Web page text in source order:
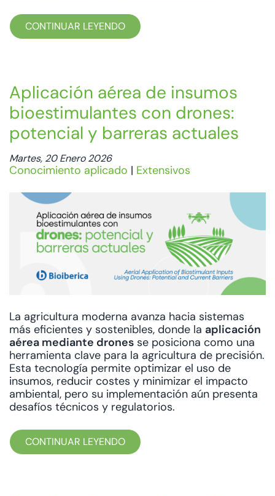
CONTINUAR LEYENDO
Aplicación aérea de insumos
bioestimulantes con drones:
potencial y barreras actuales
Martes, 20 Enero 2026
Conocimiento aplicado | Extensivos
La agricultura moderna avanza hacia sistemas
más eficientes y sostenibles, donde la aplicación
aérea mediante drones se posiciona como una
herramienta clave para la agricultura de precisión.
Esta tecnología permite optimizar el uso de
insumos, reducir costes y minimizar el impacto
ambiental, pero su implementación aún presenta
desafíos técnicos y regulatorios.
CONTINUAR LEYENDO